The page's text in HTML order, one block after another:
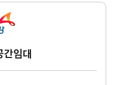
간임대